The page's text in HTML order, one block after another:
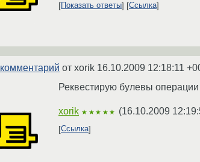
Показать ответы
Ссылка
комментарий от xorik 16.10.2009 12:18:11
Реквестирую булевы
xorik ★★★★★ (16.10.2009
Ссылка